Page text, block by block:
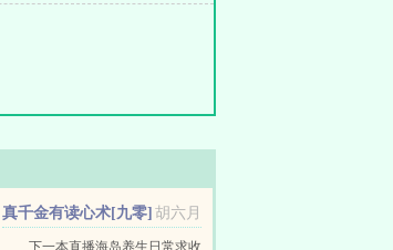
胡六月
真千金有读心术[九零]
下一本直播海岛养生日常求收